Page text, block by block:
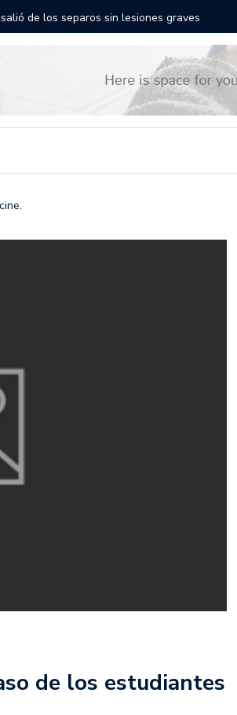
aparta la fecha
de los estudiantes